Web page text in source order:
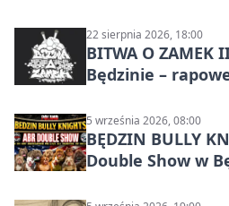
22 sierpnia 2026, 18:00
BITWA O ZAMEK
Będzinie –
5 września 2026, 08:00
BĘDZIN BULLY
Double Show w